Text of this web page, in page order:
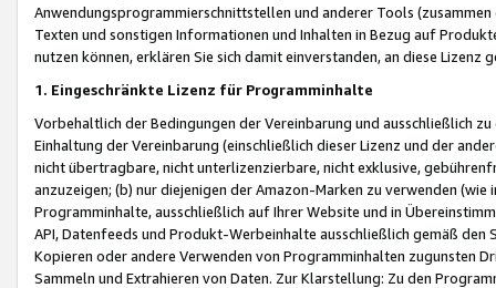
Anwendungsprogrammierschnittstellen und anderer Tools (zusammen
Texten und sonstigen Informationen und Inhalten in Bezug auf
nutzen können, erklären Sie sich damit einverstanden, an diese Lizenz
1. Eingeschränkte Lizenz für Programminhalte
Vorbehaltlich der Bedingungen der Vereinbarung und ausschließlich
Einhaltung der Vereinbarung (einschließlich dieser Lizenz und der
nicht übertragbare, nicht unterlizenzierbare, nicht exklusive,
anzuzeigen; (b) nur diejenigen der Amazon-Marken zu verwenden
Programminhalte, ausschließlich auf Ihrer Website und in
API, Datenfeeds und Produkt-Werbeinhalte ausschließlich gemäß
Kopieren oder andere Verwenden von Programminhalten zugunsten
Sammeln und Extrahieren von Daten. Zur Klarstellung: Zu den